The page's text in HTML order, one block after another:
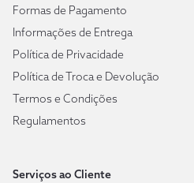
Formas de Pagamento
Informações de Entrega
Política de Privacidade
Política de Troca e Devolução
Termos e Condições
Regulamentos
Serviços ao Cliente